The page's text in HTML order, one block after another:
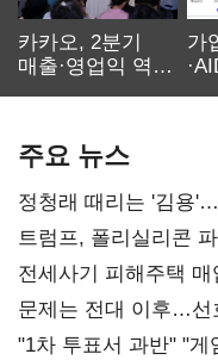
카카오, 2분기
매출·영업익 역대
가
주요 뉴스
정청래 때리는 '김용
트럼프, 폴리실리콘
재건"
전세사기 피해주택
4만278명
문제는 전대 이후…선
불복'
"1차 투표서 과반" "